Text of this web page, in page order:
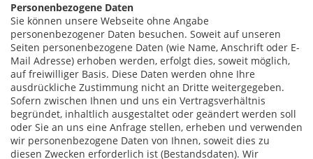
Personenbezogene Daten
Sie können unsere Webseite ohne Angabe
personenbezogener Daten besuchen. Soweit auf unseren
Seiten personenbezogene Daten (wie Name, Anschrift oder E-
Mail Adresse) erhoben werden, erfolgt dies, soweit möglich,
auf freiwilliger Basis. Diese Daten werden ohne Ihre
ausdrückliche Zustimmung nicht an Dritte weitergegeben.
Sofern zwischen Ihnen und uns ein Vertragsverhältnis
begründet, inhaltlich ausgestaltet oder geändert werden soll
oder Sie an uns eine Anfrage stellen, erheben und verwenden
wir personenbezogene Daten von Ihnen, soweit dies zu
diesen Zwecken erforderlich ist (Bestandsdaten). Wir